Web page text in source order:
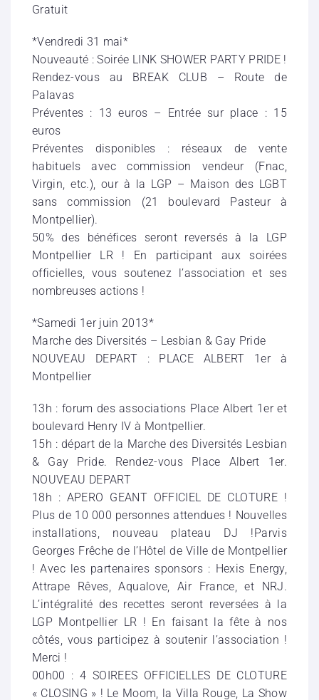
Gratuit
*Vendredi 31 mai*
Nouveauté : Soirée LINK SHOWER PARTY PRIDE !
Rendez-vous au BREAK CLUB – Route de
Palavas
Préventes : 13 euros – Entrée sur place : 15
euros
Préventes disponibles : réseaux de vente
habituels avec commission vendeur (Fnac,
Virgin, etc.), our à la LGP – Maison des LGBT
sans commission (21 boulevard Pasteur à
Montpellier).
50% des bénéfices seront reversés à la LGP
Montpellier LR ! En participant aux soirées
officielles, vous soutenez l’association et ses
nombreuses actions !
*Samedi 1er juin 2013*
Marche des Diversités – Lesbian & Gay Pride
NOUVEAU DEPART : PLACE ALBERT 1er à
Montpellier
13h : forum des associations Place Albert 1er et
boulevard Henry IV à Montpellier.
15h : départ de la Marche des Diversités Lesbian
& Gay Pride. Rendez-vous Place Albert 1er.
NOUVEAU DEPART
18h : APERO GEANT OFFICIEL DE CLOTURE !
Plus de 10 000 personnes attendues ! Nouvelles
installations, nouveau plateau DJ !Parvis
Georges Frêche de l’Hôtel de Ville de Montpellier
! Avec les partenaires sponsors : Hexis Energy,
Attrape Rêves, Aqualove, Air France, et NRJ.
L’intégralité des recettes seront reversées à la
LGP Montpellier LR ! En faisant la fête à nos
côtés, vous participez à soutenir l’association !
Merci !
00h00 : 4 SOIREES OFFICIELLES DE CLOTURE
« CLOSING » ! Le Moom, la Villa Rouge, La Show